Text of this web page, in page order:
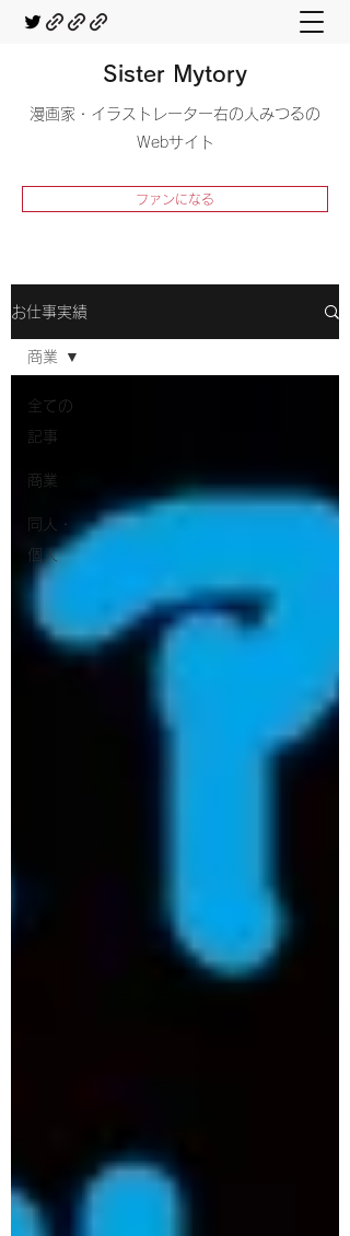
Sister Mytory
​漫画家・イラストレーター右の人みつるの
Webサイト
ファンになる
お仕事実績
全ての
記事
商業
同人・
個人
商業